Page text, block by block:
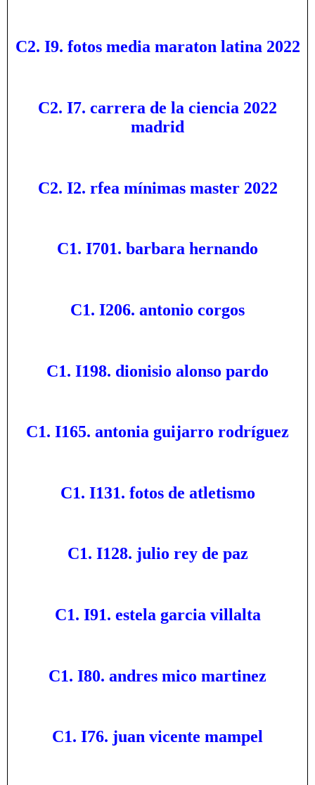
C2. I9. fotos media maraton latina 2022
C2. I7. carrera de la ciencia 2022
madrid
C2. I2. rfea mínimas master 2022
C1. I701. barbara hernando
C1. I206. antonio corgos
C1. I198. dionisio alonso pardo
C1. I165. antonia guijarro rodríguez
C1. I131. fotos de atletismo
C1. I128. julio rey de paz
C1. I91. estela garcia villalta
C1. I80. andres mico martinez
C1. I76. juan vicente mampel